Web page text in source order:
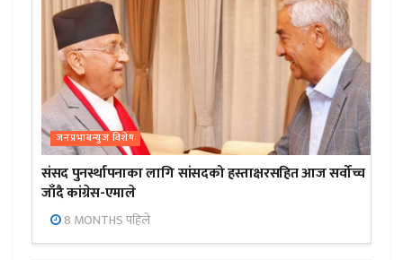
जनप्रभाबन्युज विशेष
संसद पुनर्स्थापनाका लागि सांसदको हस्ताक्षरसहित आज सर्वोच्च
जाँदै कांग्रेस-एमाले
8 MONTHS पहिले